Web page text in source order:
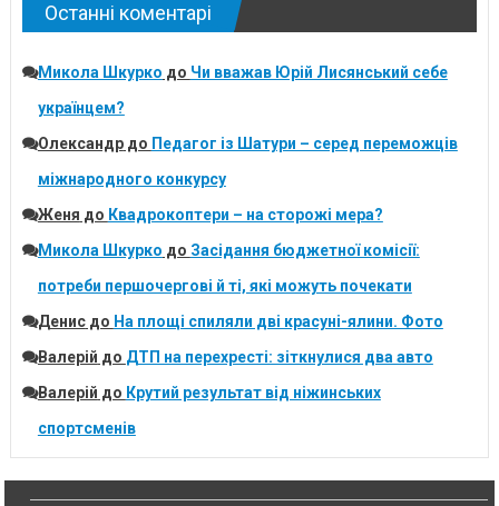
Останні коментарі
Микола Шкурко до Чи вважав Юрій Лисянський себе
українцем?
Олександрдо Педагог із Шатури – серед переможців
міжнародного конкурсу
Женя до Квадрокоптери – на сторожі мера?
Микола Шкурко до Засідання бюджетної комісії:
потреби першочергові й ті, які можуть почекати
Денисдо На площі спиляли дві красуні-ялини. Фото
Валерій до ДТП на перехресті: зіткнулися два авто
Валерій до Крутий результат від ніжинських
спортсменів